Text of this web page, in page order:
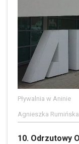
Pływalnia w Aninie
Agnieszka Rumińska
10. Odrzutowy